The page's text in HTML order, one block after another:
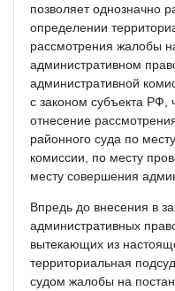
позволяет однозначно
определении
рассмотрения жалобы
административном
административной
с законом субъекта РФ,
отнесение
районного суда по
комиссии, по месту
месту совершения
Впредь до внесения в
административных
вытекающих из
территориальная
судом жалобы на